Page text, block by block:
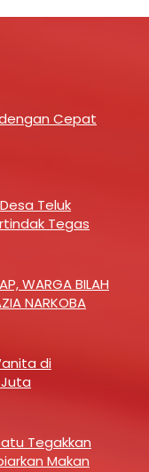
Cepat
Teluk
Tegas
WARGA BILAH
NARKOBA
di
Tegakkan
Makan